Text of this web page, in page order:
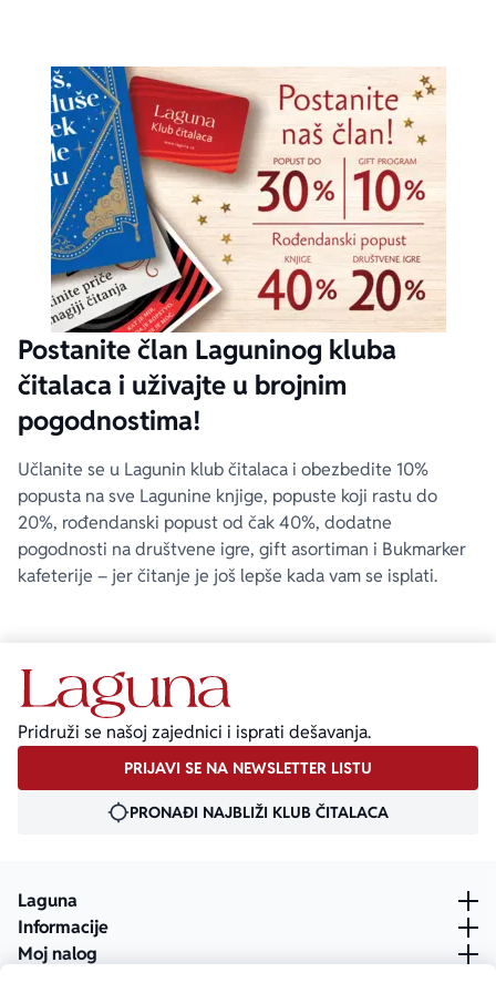
Postanite član Laguninog kluba
čitalaca i uživajte u brojnim
pogodnostima!
Učlanite se u Lagunin klub čitalaca i obezbedite 10%
popusta na sve Lagunine knjige, popuste koji rastu do
20%, rođendanski popust od čak 40%, dodatne
pogodnosti na društvene igre, gift asortiman i Bukmarker
kafeterije – jer čitanje je još lepše kada vam se isplati.
Pridruži se našoj zajednici i isprati dešavanja.
PRIJAVI SE NA NEWSLETTER LISTU
PRONAĐI NAJBLIŽI KLUB ČITALACA
Laguna
Informacije
Moj nalog